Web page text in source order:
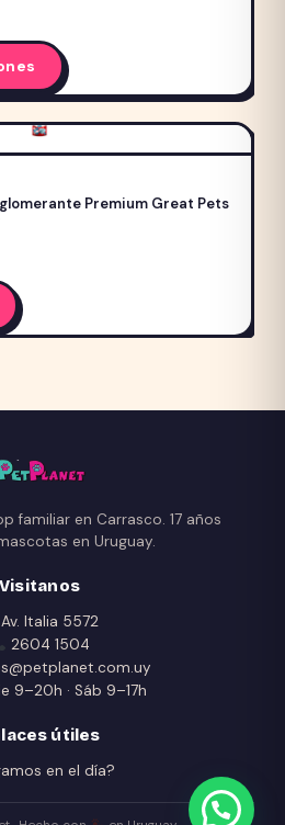
Este
producto
tiene
variantes.
de
Premium Great Pets
familiar en Carrasco. 17 años
en Uruguay.
Visitanos
Av. Italia 5572
2604 1504
9–20h · Sáb 9–17h
útiles
en el día?